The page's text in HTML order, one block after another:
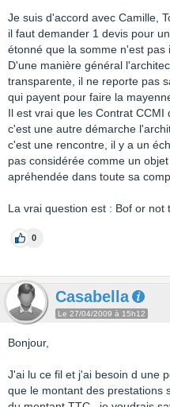
Je suis d'accord avec Camille,
il faut demander 1 devis pour
étonné que la somme n'est pas
D'une manière général
transparente, il ne reporte pas
qui payent pour faire la
Il est vrai que les Contrat CCMI
c'est une autre démarche
c'est une rencontre, il y a un
pas considérée comme un
apréhendée dans toute sa
La vrai question est : Bof or not
0
Casabella
Le 27/04/2009 à 15h12
Bonjour,
J'ai lu ce fil et j'ai besoin d une
que le montant des prestations